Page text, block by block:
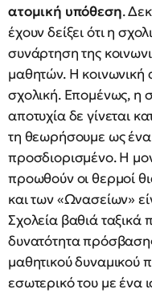
ατομική υπόθεση.
έχουν δείξει ότι η
συνάρτηση της
μαθητών. Η κοινωνική
σχολική. Επομένως, η
αποτυχία δε γίνεται
τη θεωρήσουμε ως
προσδιορισμένο. Η
προωθούν οι θερμοί
και των «Ωνασείων»
Σχολεία βαθιά ταξικά
δυνατότητα
μαθητικού δυναμικού
εσωτερικό του με ένα